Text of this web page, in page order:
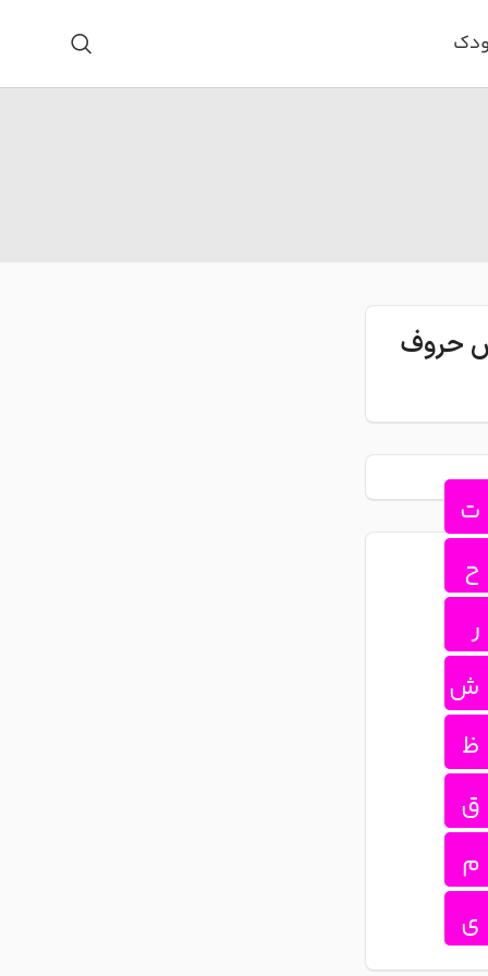
حروف
ت
ح
ر
ش
ظ
ق
م
ی